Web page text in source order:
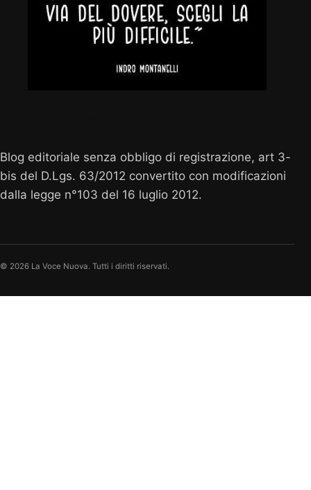
Blog editoriale senza obbligo di registrazione, art 3-
bis del D.Lgs. 63/2012 convertito con modificazioni
dalla legge n°103 del 16 luglio 2012.
© 2026 La Voce Nuova. Tutti i diritti riservati.